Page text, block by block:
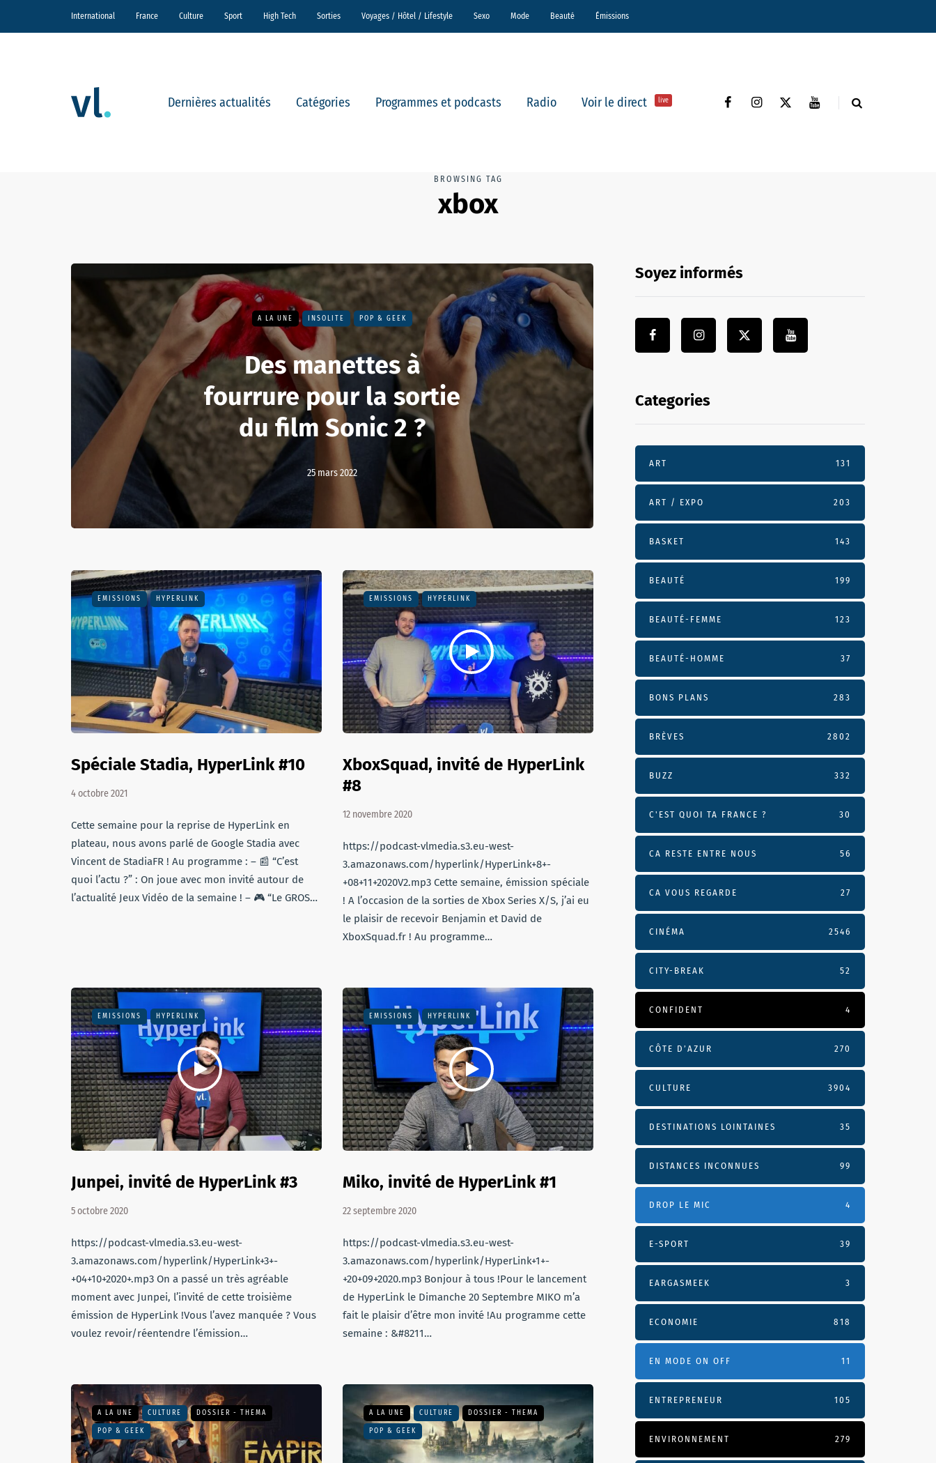
International France Culture Sport High Tech Sorties Voyages / Hôtel / Lifestyle Sexo Mode Beauté Émissions
Dernières actualités Catégories Programmes et podcasts Radio Voir le direct live
BROWSING TAG
xbox
A LA UNE INSOLITE POP & GEEK
Des manettes à
fourrure pour la sortie
du film Sonic 2 ?
25 mars 2022
EMISSIONS HYPERLINK
Spéciale Stadia, HyperLink #10
4 octobre 2021
Cette semaine pour la reprise de HyperLink en
plateau, nous avons parlé de Google Stadia avec
Vincent de StadiaFR ! Au programme : – 📰 “C’est
quoi l’actu ?” : On joue avec mon invité autour de
l’actualité Jeux Vidéo de la semaine ! – 🎮 “Le GROS…
EMISSIONS HYPERLINK
XboxSquad, invité de HyperLink
#8
12 novembre 2020
https://podcast-vlmedia.s3.eu-west-
3.amazonaws.com/hyperlink/HyperLink+8+-
+08+11+2020V2.mp3 Cette semaine, émission spéciale
! A l’occasion de la sorties de Xbox Series X/S, j’ai eu
le plaisir de recevoir Benjamin et David de
XboxSquad.fr ! Au programme…
EMISSIONS HYPERLINK
Junpei, invité de HyperLink #3
5 octobre 2020
https://podcast-vlmedia.s3.eu-west-
3.amazonaws.com/hyperlink/HyperLink+3+-
+04+10+2020+.mp3 On a passé un très agréable
moment avec Junpei, l’invité de cette troisième
émission de HyperLink !Vous l’avez manquée ? Vous
voulez revoir/réentendre l’émission…
EMISSIONS HYPERLINK
Miko, invité de HyperLink #1
22 septembre 2020
https://podcast-vlmedia.s3.eu-west-
3.amazonaws.com/hyperlink/HyperLink+1+-
+20+09+2020.mp3 Bonjour à tous !Pour le lancement
de HyperLink le Dimanche 20 Septembre MIKO m’a
fait le plaisir d’être mon invité !Au programme cette
semaine : &#8211…
A LA UNE CULTURE DOSSIER - THEMA
POP & GEEK
A LA UNE CULTURE DOSSIER - THEMA
POP & GEEK
Soyez informés
Categories
ART 131
ART / EXPO 203
BASKET 143
BEAUTÉ 199
BEAUTÉ-FEMME 123
BEAUTÉ-HOMME 37
BONS PLANS 283
BRÈVES 2802
BUZZ 332
C'EST QUOI TA FRANCE ? 30
CA RESTE ENTRE NOUS 56
CA VOUS REGARDE 27
CINÉMA 2546
CITY-BREAK 52
CONFIDENT 4
CÔTE D’AZUR 270
CULTURE 3904
DESTINATIONS LOINTAINES 35
DISTANCES INCONNUES 99
DROP LE MIC 4
E-SPORT 39
EARGASMEEK 3
ECONOMIE 818
EN MODE ON OFF 11
ENTREPRENEUR 105
ENVIRONNEMENT 279